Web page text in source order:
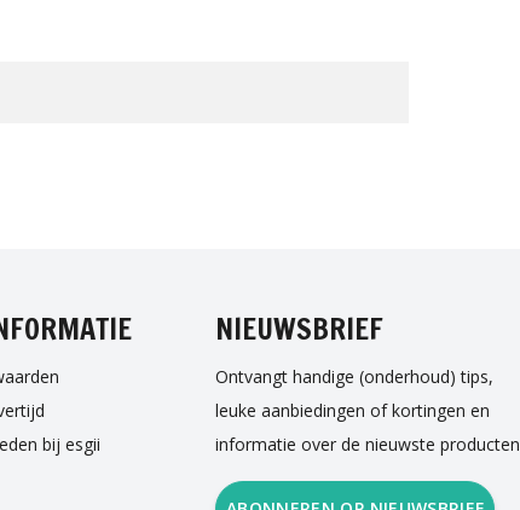
bij esgii
NIEUWSBRIEF
Ontvangt handige (onderhoud) tips,
leuke aanbiedingen of kortingen en
informatie over de nieuwste producten